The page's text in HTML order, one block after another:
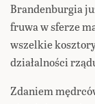
Brandenburgia
fruwa w sferze
wszelkie
działalności
Zdaniem